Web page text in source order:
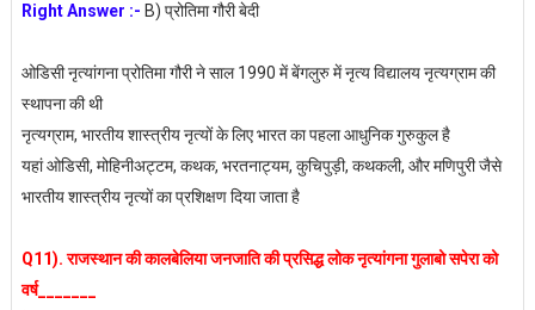
Right Answer :- B) प्रोतिमा गौरी बेदी
ओडिसी नृत्यांगना प्रोतिमा गौरी ने साल 1990 में बेंगलुरु में नृत्य विद्यालय नृत्यग्राम की
स्थापना की थी
नृत्यग्राम, भारतीय शास्त्रीय नृत्यों के लिए भारत का पहला आधुनिक गुरुकुल है
यहां ओडिसी, मोहिनीअट्टम, कथक, भरतनाट्यम, कुचिपुड़ी, कथकली, और मणिपुरी जैसे
भारतीय शास्त्रीय नृत्यों का प्रशिक्षण दिया जाता है
Q11). राजस्थान की कालबेलिया जनजाति की प्रसिद्ध लोक नृत्यांगना गुलाबो सपेरा को
वर्ष_______